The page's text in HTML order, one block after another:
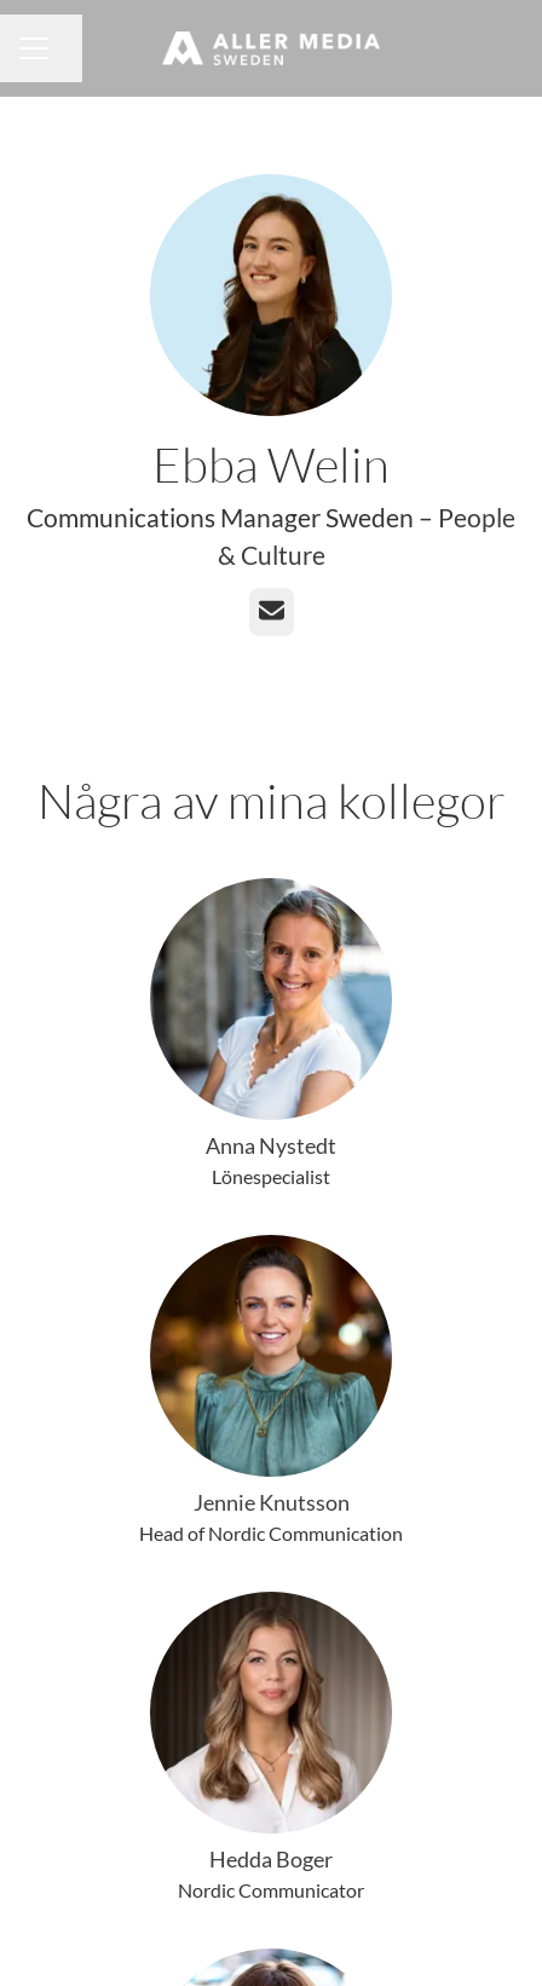
Ebba Welin
Communications Manager Sweden – People
& Culture
E-post
Några av mina kollegor
Anna Nystedt
Lönespecialist
Jennie Knutsson
Head of Nordic Communication
Hedda Boger
Nordic Communicator